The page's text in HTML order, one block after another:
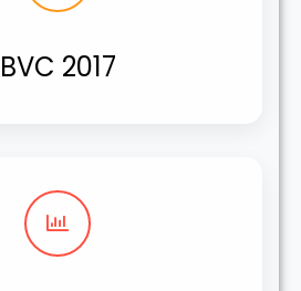
BVC 2017